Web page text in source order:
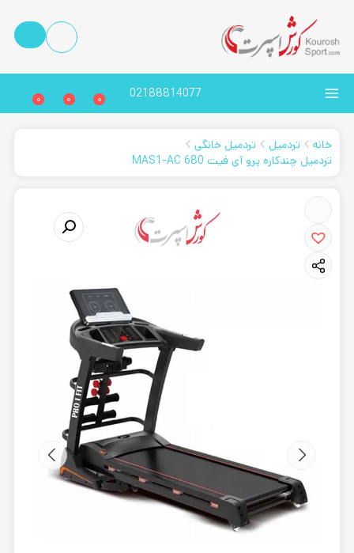
02188814077
0
0
0
خانه تردمیل
تردمیل خانگی
تردمیل چندکاره پرو آی فیت MAS1-AC 680